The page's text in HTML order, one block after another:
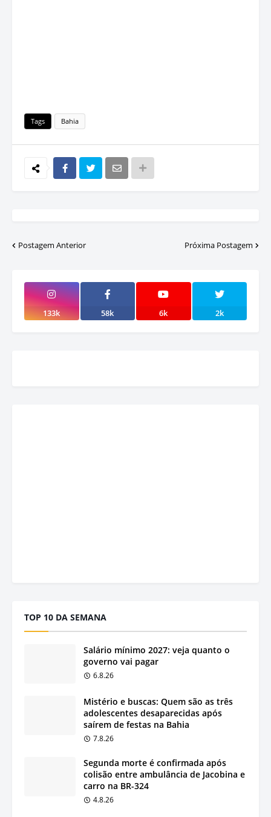
Tags Bahia
Postagem Anterior Próxima Postagem
133k 58k 6k 2k
TOP 10 DA SEMANA
Salário mínimo 2027: veja quanto o
governo vai pagar
6.8.26
Mistério e buscas: Quem são as três
adolescentes desaparecidas após
saírem de festas na Bahia
7.8.26
Segunda morte é confirmada após
colisão entre ambulância de Jacobina e
carro na BR-324
4.8.26